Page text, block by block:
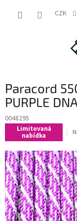
CZK
Paracord
PURPLE
0048295
Limitovaná
nabídka
je
z
5